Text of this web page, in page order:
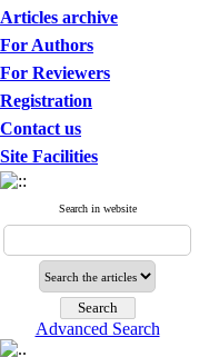
Articles archive
For Authors
For Reviewers
Registration
Contact us
Site Facilities
Search in website
Advanced Search